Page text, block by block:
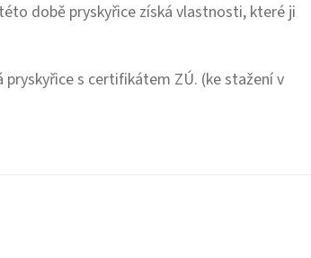
době pryskyřice získá vlastnosti, které ji
s certifikátem ZÚ. (ke stažení v